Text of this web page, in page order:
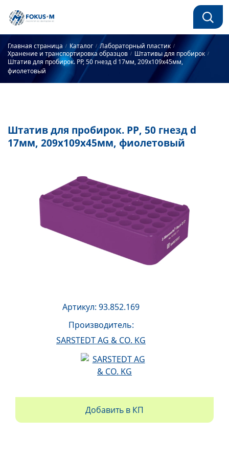
Главная страница Каталог
Лабораторный пластик
Хранение и транспортировка образцов
Штативы для пробирок
Штатив для пробирок. РР, 50 гнезд d 17мм, 209х109х45мм,
фиолетовый
Штатив для пробирок. РР, 50 гнезд d
17мм, 209х109х45мм, фиолетовый
Артикул: 93.852.169
Производитель:
SARSTEDT AG & CO. KG
Добавить в КП